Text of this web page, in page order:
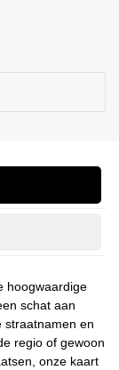
hoogwaardige
schat aan
straatnamen en
regio of gewoon
onze kaart